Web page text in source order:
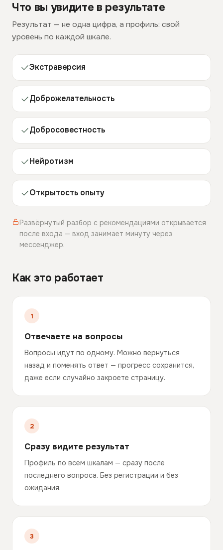
Что вы увидите в результате
Результат — не одна цифра, а профиль: свой
уровень по каждой шкале.
Экстраверсия
Доброжелательность
Добросовестность
Нейротизм
Открытость опыту
Развёрнутый разбор с рекомендациями открывается
после входа — вход занимает минуту через
мессенджер.
Как это работает
Отвечаете на вопросы
Вопросы идут по одному. Можно вернуться
назад и поменять ответ — прогресс сохранится,
даже если случайно закроете страницу.
Сразу видите результат
Профиль по всем шкалам — сразу после
последнего вопроса. Без регистрации и без
ожидания.